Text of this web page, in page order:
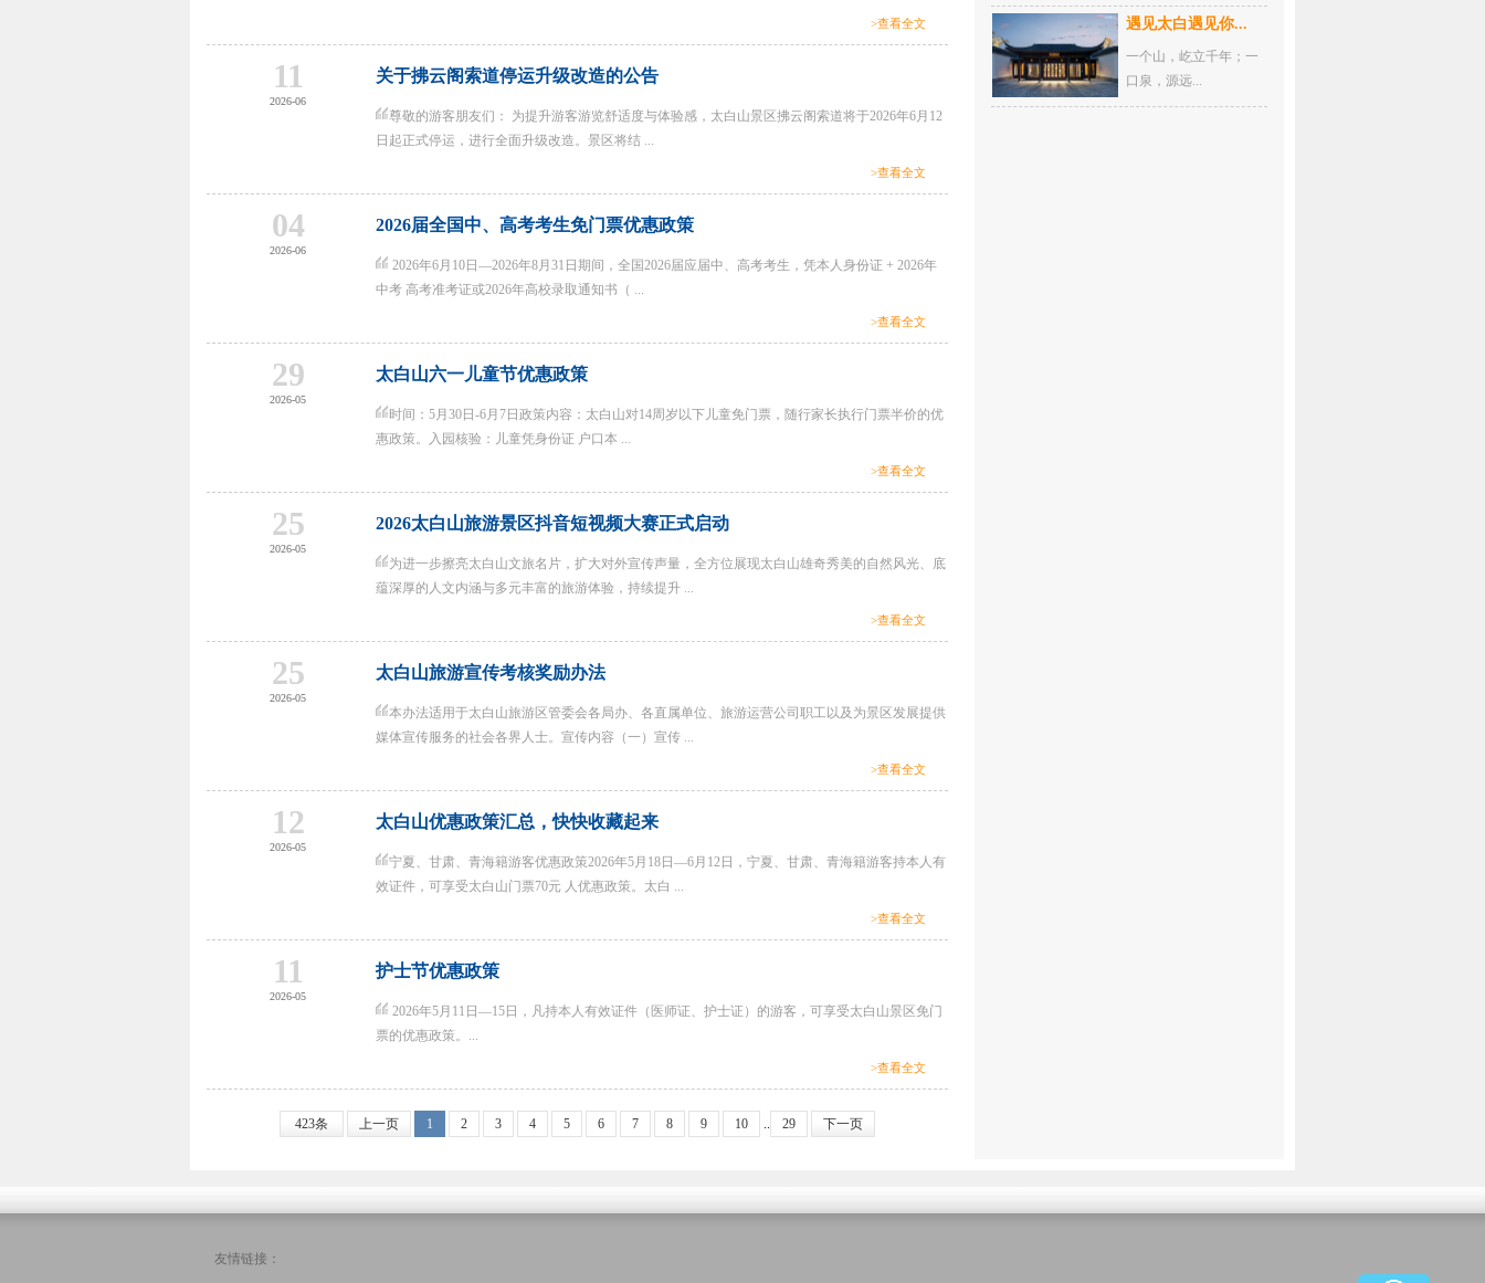
>查看全文
11
2026-06
关于拂云阁索道停运升级改造的公告
尊敬的游客朋友们： 为提升游客游览舒适度与体验感，太白山景区拂云阁索道将于2026年6月12
日起正式停运，进行全面升级改造。景区将结 ...
>查看全文
04
2026-06
2026届全国中、高考考生免门票优惠政策
2026年6月10日—2026年8月31日期间，全国2026届应届中、高考考生，凭本人身份证 + 2026年
中考 高考准考证或2026年高校录取通知书（ ...
>查看全文
29
2026-05
太白山六一儿童节优惠政策
时间：5月30日-6月7日政策内容：太白山对14周岁以下儿童免门票，随行家长执行门票半价的优
惠政策。入园核验：儿童凭身份证 户口本 ...
>查看全文
25
2026-05
2026太白山旅游景区抖音短视频大赛正式启动
为进一步擦亮太白山文旅名片，扩大对外宣传声量，全方位展现太白山雄奇秀美的自然风光、底
蕴深厚的人文内涵与多元丰富的旅游体验，持续提升 ...
>查看全文
25
2026-05
太白山旅游宣传考核奖励办法
本办法适用于太白山旅游区管委会各局办、各直属单位、旅游运营公司职工以及为景区发展提供
媒体宣传服务的社会各界人士。宣传内容（一）宣传 ...
>查看全文
12
2026-05
太白山优惠政策汇总，快快收藏起来
宁夏、甘肃、青海籍游客优惠政策2026年5月18日—6月12日，宁夏、甘肃、青海籍游客持本人有
效证件，可享受太白山门票70元 人优惠政策。太白 ...
>查看全文
11
2026-05
护士节优惠政策
2026年5月11日—15日，凡持本人有效证件（医师证、护士证）的游客，可享受太白山景区免门
票的优惠政策。...
>查看全文
423条 上一页 1 2 3 4 5 6 7 8 9 10 .. 29 下一页
遇见太白遇见你...
一个山，屹立千年；一
口泉，源远...
友情链接：